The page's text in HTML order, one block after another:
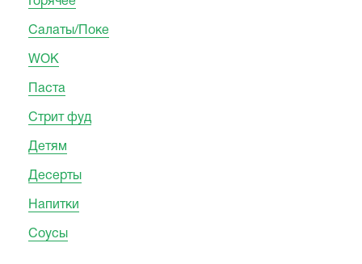
Салаты/Поке
WOK
Паста
Стрит фуд
Детям
Десерты
Напитки
Соусы